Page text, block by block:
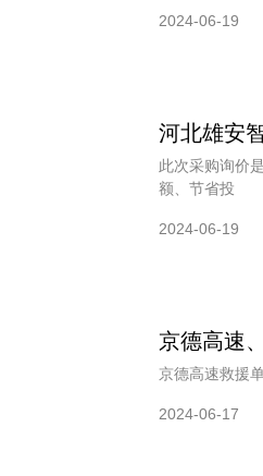
2024-06-19
河北雄安
此次采购询价
额、节省投
2024-06-19
京德高速
京德高速救援
2024-06-17